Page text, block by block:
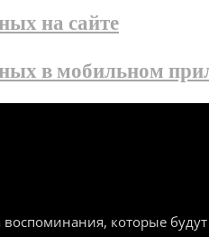
на сайте
в мобильном
которые будут